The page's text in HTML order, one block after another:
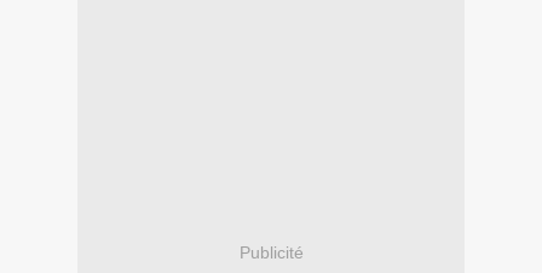
Publicité